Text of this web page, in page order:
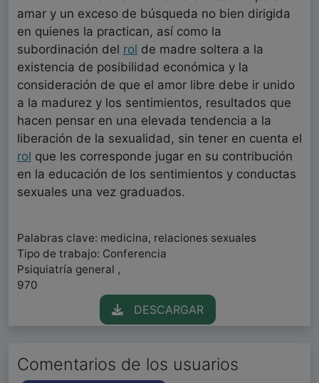
amar y un exceso de búsqueda no bien dirigida
en quienes la practican, así como la
subordinación del rol de madre soltera a la
existencia de posibilidad económica y la
consideración de que el amor libre debe ir unido
a la madurez y los sentimientos, resultados que
hacen pensar en una elevada tendencia a la
liberación de la sexualidad, sin tener en cuenta el
rol que les corresponde jugar en su contribución
en la educación de los sentimientos y conductas
sexuales una vez graduados.
Palabras clave: medicina, relaciones sexuales
Tipo de trabajo: Conferencia
Psiquiatría general ,
970
DESCARGAR
Comentarios de los usuarios